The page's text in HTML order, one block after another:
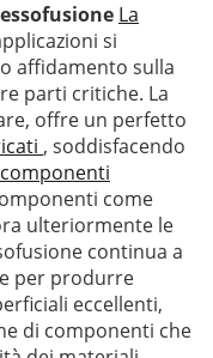
La
si
affidamento sulla
parti critiche. La
offre un perfetto
, soddisfacendo
componenti
come
ulteriormente le
continua a
per produrre
eccellenti,
di componenti che